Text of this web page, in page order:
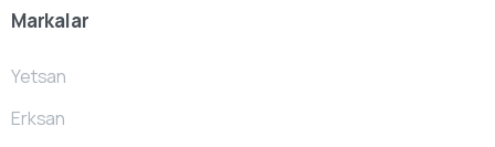
Markalar
Yetsan
Erksan